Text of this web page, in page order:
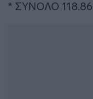
* ΣΥΝΟΛΟ